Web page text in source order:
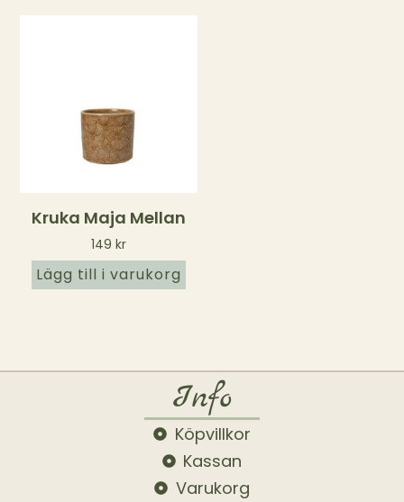
Kruka Maja Mellan
149kr
Lägg till i varukorg
Info
Köpvillkor
Kassan
Varukorg